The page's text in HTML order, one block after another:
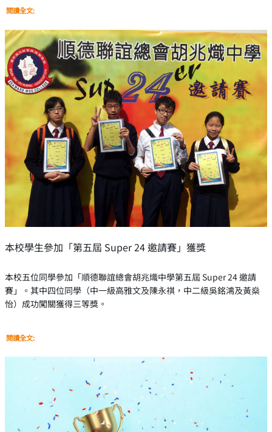
閱讀全文:
本校學生參加「第五屆 Super 24 邀請賽」獲獎
本校五位同學參加「順德聯誼總會胡兆熾中學第五屆 Super 24 邀請
賽」。其中四位同學（中一級高雅文及陳永祺，中二級吳銘鴻及黃燊
怡）成功闖關獲得三等獎。
閱讀全文: